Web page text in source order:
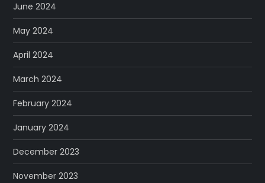
June 2024
May 2024
April 2024
March 2024
February 2024
January 2024
December 2023
November 2023